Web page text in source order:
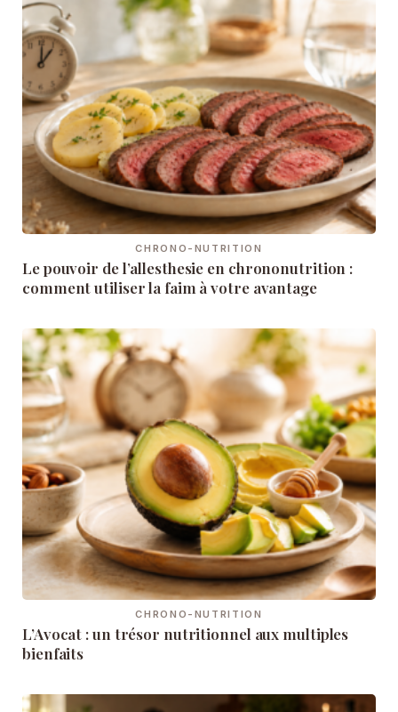
CHRONO-NUTRITION
Le pouvoir de l’allesthesie en chrononutrition :
comment utiliser la faim à votre avantage
CHRONO-NUTRITION
L’Avocat : un trésor nutritionnel aux multiples
bienfaits